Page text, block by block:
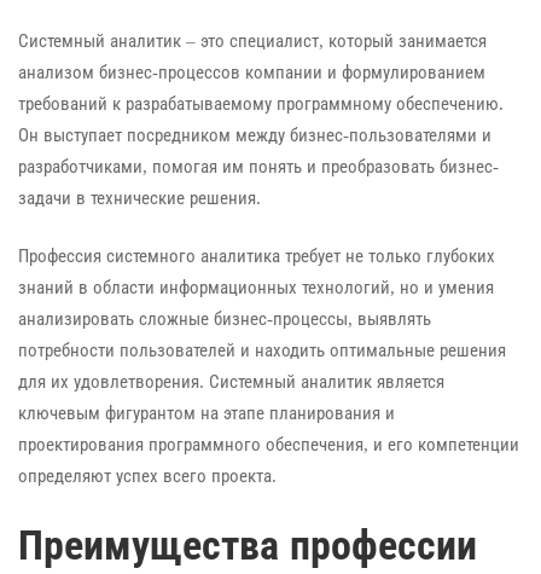
Системный аналитик – это специалист, который занимается
анализом бизнес-процессов компании и формулированием
требований к разрабатываемому программному обеспечению.
Он выступает посредником между бизнес-пользователями и
разработчиками, помогая им понять и преобразовать бизнес-
задачи в технические решения.
Профессия системного аналитика требует не только глубоких
знаний в области информационных технологий, но и умения
анализировать сложные бизнес-процессы, выявлять
потребности пользователей и находить оптимальные решения
для их удовлетворения. Системный аналитик является
ключевым фигурантом на этапе планирования и
проектирования программного обеспечения, и его компетенции
определяют успех всего проекта.
Преимущества профессии